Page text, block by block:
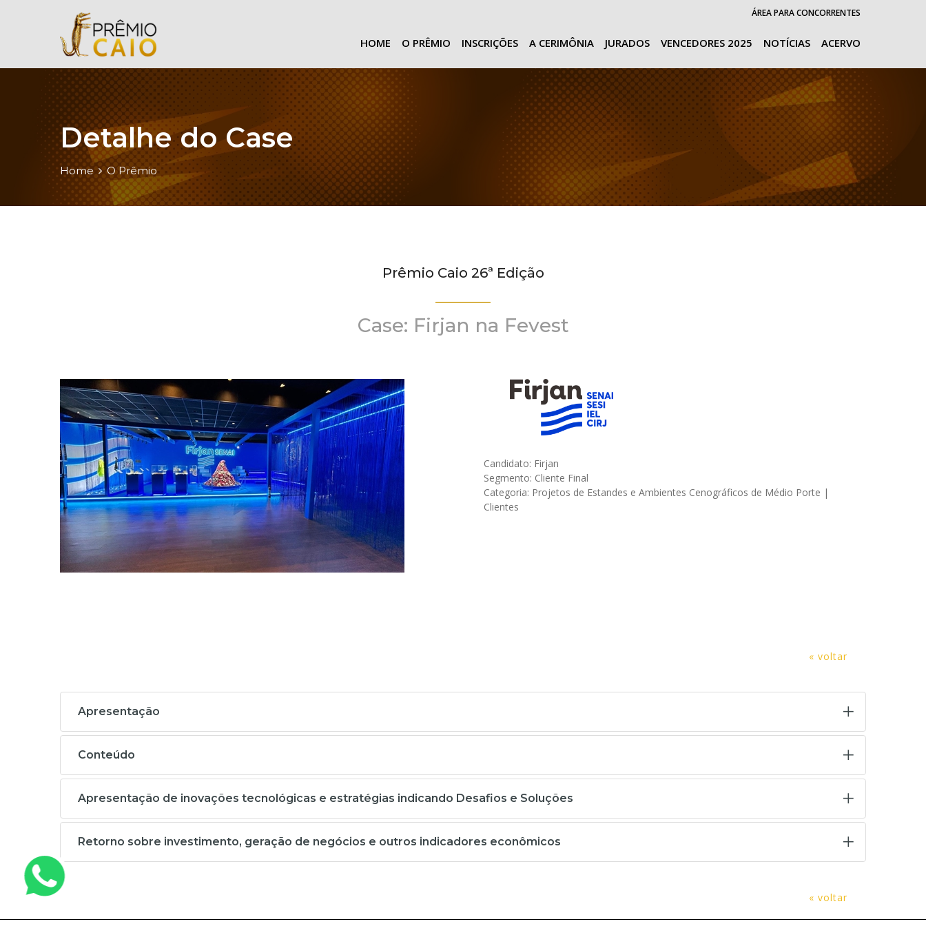
ÁREA PARA CONCORRENTES
HOME O PRÊMIO INSCRIÇÕES A CERIMÔNIA JURADOS VENCEDORES 2025 NOTÍCIAS ACERVO
Detalhe do Case
Home O Prêmio
Prêmio Caio 26ª Edição
Case: Firjan na Fevest
Candidato: Firjan
Segmento: Cliente Final
Categoria: Projetos de Estandes e Ambientes Cenográficos de Médio Porte |
Clientes
« voltar
Apresentação
Conteúdo
Apresentação de inovações tecnológicas e estratégias indicando Desafios e Soluções
Retorno sobre investimento, geração de negócios e outros indicadores econômicos
« voltar